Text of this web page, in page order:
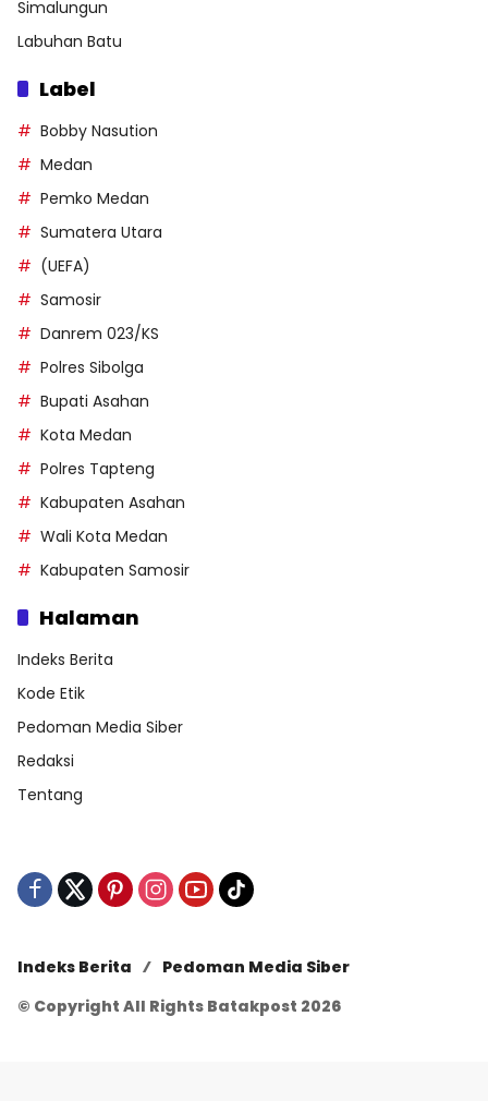
Simalungun
Labuhan Batu
Label
Bobby Nasution
Medan
Pemko Medan
Sumatera Utara
(UEFA)
Samosir
Danrem 023/KS
Polres Sibolga
Bupati Asahan
Kota Medan
Polres Tapteng
Kabupaten Asahan
Wali Kota Medan
Kabupaten Samosir
Halaman
Indeks Berita
Kode Etik
Pedoman Media Siber
Redaksi
Tentang
Indeks Berita
Pedoman Media Siber
© Copyright All Rights Batakpost 2026